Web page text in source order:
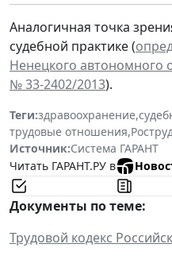
Аналогичная точка
судебной практике (
Ненецкого автономного
№ 33-2402/2013).
Теги:здравоохранение,
трудовые отношения,Роструд
Источник:Система ГАРАНТ
Читать ГАРАНТ.РУ в
Документы по теме:
Трудовой кодекс